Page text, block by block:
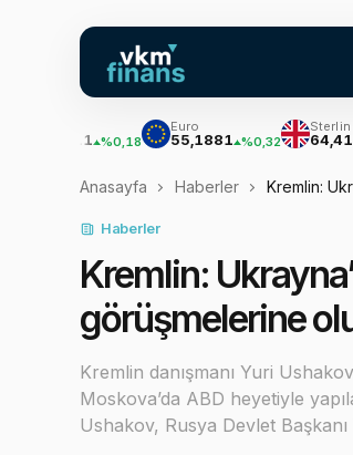
%0,18
Euro
55,1881 %0,32
Sterlin
64,4139
Anasayfa Haberler Kremlin:
Haberler
Kremlin:
görüşmelerine
Kremlin danışmanı Yuri
Moskova’da ABD heyetiyle
Ushakov, Rusya Devlet